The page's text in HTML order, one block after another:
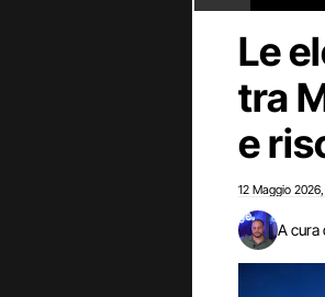
Le
tra
e
12 Maggio 2026
A cura